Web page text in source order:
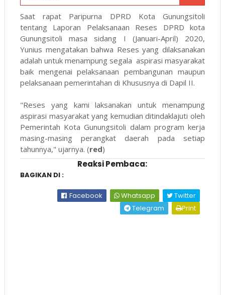
Saat rapat Paripurna DPRD Kota Gunungsitoli
tentang Laporan Pelaksanaan Reses DPRD kota
Gunungsitoli masa sidang I (Januari-April) 2020,
Yunius mengatakan bahwa Reses yang dilaksanakan
adalah untuk menampung segala aspirasi masyarakat
baik mengenai pelaksanaan pembangunan maupun
pelaksanaan pemerintahan di Khususnya di Dapil II.
"Reses yang kami laksanakan untuk menampung
aspirasi masyarakat yang kemudian ditindaklajuti oleh
Pemerintah Kota Gunungsitoli dalam program kerja
masing-masing perangkat daerah pada setiap
tahunnya," ujarnya. (red)
Reaksi Pembaca:
BAGIKAN DI :
Facebook Whatsapp
Twitter
Telegram
Print